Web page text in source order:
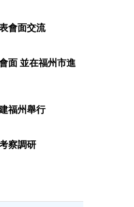
會面交流
面 並在福州市進
福州舉行
察調研